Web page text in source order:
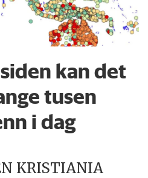
kan det
tusen
i dag
KRISTIANIA